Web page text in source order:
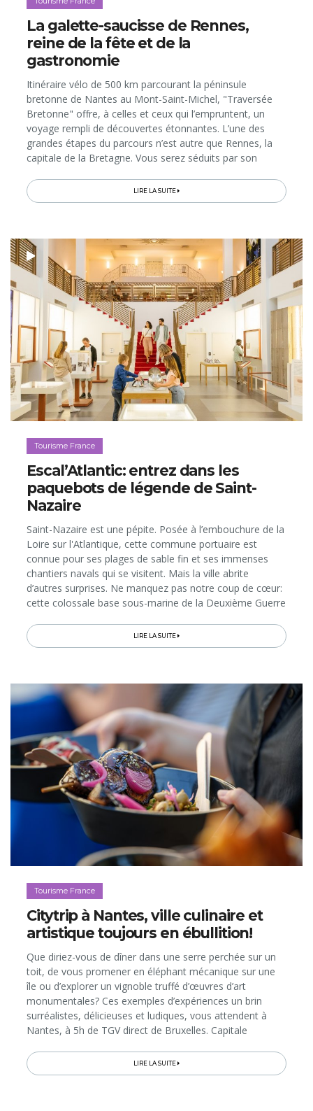
La galette-saucisse de Rennes,
reine de la fête et de la
gastronomie
Itinéraire vélo de 500 km parcourant la péninsule
bretonne de Nantes au Mont-Saint-Michel, "Traversée
Bretonne" offre, à celles et ceux qui l’empruntent, un
voyage rempli de découvertes étonnantes. L’une des
grandes étapes du parcours n’est autre que Rennes, la
capitale de la Bretagne. Vous serez séduits par son
où la...
LIRE LA SUITE
Tourisme France
Escal’Atlantic: entrez dans les
paquebots de légende de Saint-
Nazaire
Saint-Nazaire est une pépite. Posée à l’embouchure de la
Loire sur l'Atlantique, cette commune portuaire est
connue pour ses plages de sable fin et ses immenses
chantiers navals qui se visitent. Mais la ville abrite
d’autres surprises. Ne manquez pas notre coup de cœur:
cette colossale base sous-marine de la Deuxième Guerre
culture...
LIRE LA SUITE
Tourisme France
Citytrip à Nantes, ville culinaire et
artistique toujours en ébullition!
Que diriez-vous de dîner dans une serre perchée sur un
toit, de vous promener en éléphant mécanique sur une
île ou d’explorer un vignoble truffé d’œuvres d’art
monumentales? Ces exemples d’expériences un brin
surréalistes, délicieuses et ludiques, vous attendent à
Nantes, à 5h de TGV direct de Bruxelles. Capitale
reconnue pour son audace...LIRE LA SUITE